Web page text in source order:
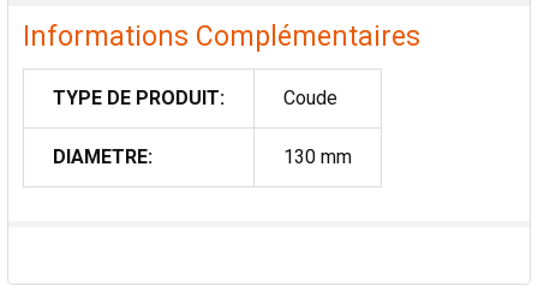
Informations Complémentaires
TYPE DE PRODUIT: Coude
DIAMETRE: 130 mm